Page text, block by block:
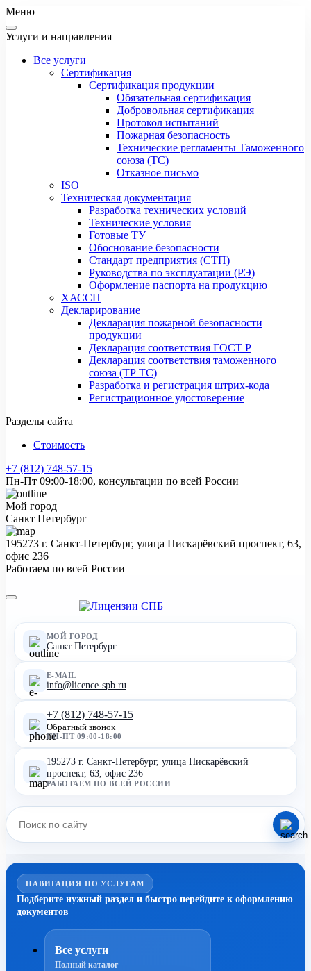
Меню
Услуги и направления
Все услуги
Сертификация
Сертификация продукции
Обязательная сертификация
Добровольная сертификация
Протокол испытаний
Пожарная безопасность
Технические регламенты Таможенного
союза (ТС)
Отказное письмо
ISO
Техническая документация
Разработка технических условий
Технические условия
Готовые ТУ
Обоснование безопасности
Стандарт предприятия (СТП)
Руководства по эксплуатации (РЭ)
Оформление паспорта на продукцию
ХАССП
Декларирование
Декларация пожарной безопасности
продукции
Декларация соответствия ГОСТ Р
Декларация соответствия таможенного
союза (ТР ТС)
Разработка и регистрация штрих-кода
Регистрационное удостоверение
Разделы сайта
Стоимость
+7 (812) 748-57-15
Пн-Пт 09:00-18:00, консультации по всей России
Мой город
Санкт Петербург
195273 г. Санкт-Петербург, улица Пискарёвский проспект, 63,
офис 236
Работаем по всей России
МОЙ ГОРОД
Санкт Петербург
E-MAIL
info@licence-spb.ru
+7 (812) 748-57-15
Обратный звонок
ПН-ПТ 09:00-18:00
195273 г. Санкт-Петербург, улица Пискарёвский
проспект, 63, офис 236
РАБОТАЕМ ПО ВСЕЙ РОССИИ
НАВИГАЦИЯ ПО УСЛУГАМ
Подберите нужный раздел и быстро перейдите к оформлению
документов
Все услуги
Полный каталог